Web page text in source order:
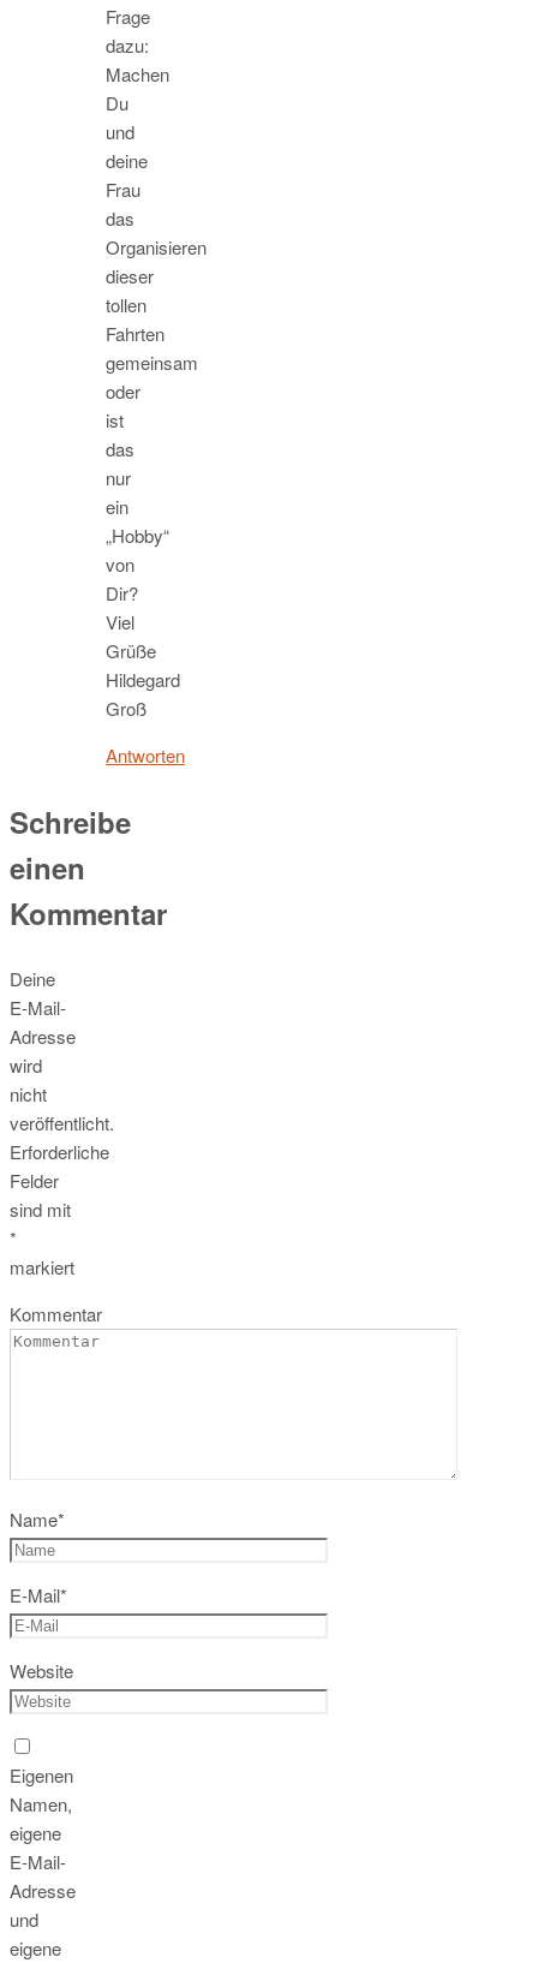
Frage
dazu:
Machen
Du
und
deine
Frau
das
Organisieren
dieser
tollen
Fahrten
gemeinsam
oder
ist
das
nur
ein
„Hobby“
von
Dir?
Viel
Grüße
Hildegard
Groß
Antworten
Schreibe
einen
Kommentar
Deine
E-Mail-
Adresse
wird
nicht
veröffentlicht.
Erforderliche
Felder
sind mit
*
markiert
Kommentar
Name*
E-Mail*
Website
Eigenen
Namen,
eigene
E-Mail-
Adresse
und
eigene